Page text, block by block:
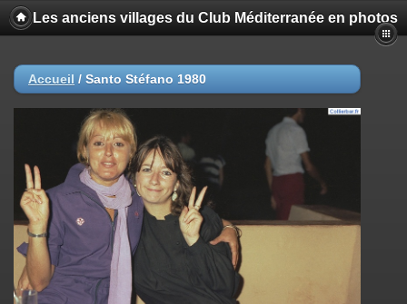
Les anciens villages du Club Méditerranée en photos
Accueil / Santo Stéfano 1980